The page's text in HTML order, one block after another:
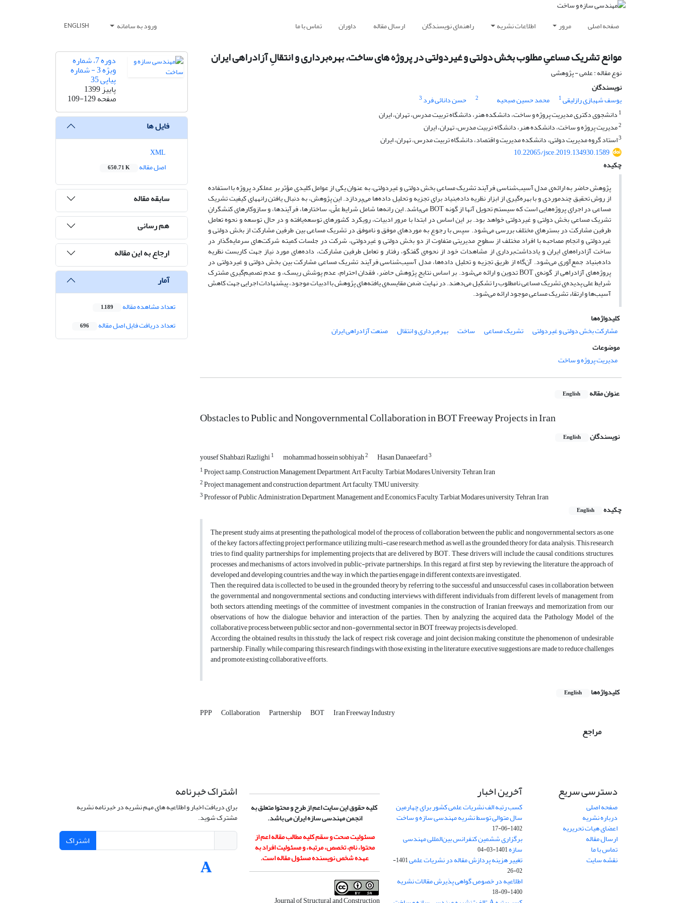
صفحه اصلی مرور اطلاعات نشریه راهنمای نویسندگان ارسال مقاله داوران تماس با ما ورود به سامانه ENGLISH
موانع تشریک مساعیِ مطلوب بخش دولتی و غیردولتی در پروژه های ساخت، بهره‌برداری و انتقالِ آزادراهی ایران
نوع مقاله : علمی - پژوهشی
نویسندگان
یوسف شهبازی رازلیقی1 محمد حسین صبحیه 2 حسن دانائی فرد 3
1 دانشجوی دکتری مدیریت پروژه و ساخت، دانشکده هنر، دانشگاه تربیت مدرس، تهران، ایران
2مدیریت پروژه و ساخت، دانشکده هنر، دانشگاه تربیت مدرس، تهران، ایران
3استاد گروه مدیریت دولتی، دانشکده مدیریت و اقتصاد، دانشگاه تربیت مدرس، تهران، ایران
10.22065/jsce.2019.134930.1589
چکیده
پژوهش حاضر به ارائه‌ی مدل آسیب‌شناسی فرآیند تشریک مساعیِ بخش دولتی و غیردولتی، به عنوان یکی از عوامل کلیدی مؤثر بر عملکرد پروژه با استفاده
از روش تحقیق چندموردی و با بهره‌گیری از ابزار نظریه داده‌بنیاد برای تجزیه و تحلیل داده‌ها می‌پردازد. این پژوهش، به دنبال یافتن رانههای کیفیت تشریک
مساعی در اجرای پروژه‌هایی است که سیستم تحویل آنها از گونه BOT می‌باشد. این رانه‌ها شامل شرایط علّی، ساختارها، فرآیندها، و سازوکارهای کنشگرانِ
تشریک مساعی بخش دولتی و غیردولتی خواهد بود. بر این اساس در ابتدا با مرور ادبیات، رویکرد کشورهای توسعه‌یافته و در حال توسعه و نحوه تعامل
طرفین مشارکت در بسترهای مختلف بررسی می‌شود. سپس با رجوع به مورد‌های موفق و ناموفق در تشریک مساعی بین طرفین مشارکت از بخش دولتی و
غیردولتی و انجام مصاحبه با افراد مختلف از سطوح مدیریتی متفاوت از دو بخش دولتی و غیردولتی، شرکت در جلسات کمیته شرکت‌های سرمایه‌گذار در
ساخت آزادراه‌های ایران و یادداشت‌برداری از مشاهدات خود از نحوه‌ی گفتگو، رفتار و تعامل طرفین مشارکت، داده‌های مورد نیاز جهت کاربست نظریه
داده‌بنیاد جمع‌آوری می‌شود. آن‌گاه از طریق تجزیه و تحلیل داده‌ها، مدل آسیب‌شناسی فرآیند تشریک مساعی مشارکت بین بخش دولتی و غیردولتی در
پرو‌ژه‌های آزادراهی از گونه‌ی BOT تدوین و ارائه می‌شود. بر اساس نتایج پژوهش حاضر، فقدان احترام، عدم پوشش ریسک، و عدم تصمیم‌گیری مشترک
شرایط علی پدیده‌ی تشریک مساعی نامطلوب را تشکیل می‌دهند. در نهایت ضمن مقایسه‌ی یافته‌های پژوهش با ادبیات موجود، پیشنهادات اجرایی جهت کاهش
آسیب‌ها و ارتقاء تشریک مساعی موجود ارائه می‌شود.
کلیدواژه‌ها
مشارکت بخش دولتی و غیردولتی
تشریک مساعی ساخت بهره‌برداری و انتقال
صنعت آزادراهی ایران
موضوعات
مدیریت پروژه و ساخت
عنوان مقاله English
Obstacles to Public and Nongovernmental Collaboration in BOT Freeway Projects in Iran
نویسندگان English
yousef Shahbazi Razlighi1 mohammad hossein sobhiyah2 Hasan Danaeefard3
1Project &amp; Construction Management Department, Art Faculty, Tarbiat Modares University, Tehran, Iran
2Project management and construction department, Art faculty, TMU university,
3Professor of Public Administration Department, Management and Economics Faculty, Tarbiat Modares university, Tehran, Iran
چکیده
English
The present study aims at presenting the pathological model of the process of collaboration between the public and nongovernmental sectors as one
of the key factors affecting project performance utilizing multi-case research method as well as the grounded theory for data analysis. This research
tries to find quality partnerships for implementing projects that are delivered by BOT. These drivers will include the causal conditions, structures,
processes, and mechanisms of actors involved in public-private partnerships. In this regard, at first step, by reviewing the literature, the approach of
developed and developing countries, and the way, in which, the parties engage in different contexts are investigated.
Then, the required data is collected to be used in the grounded theory by referring to the successful and unsuccessful cases in collaboration between
the governmental and nongovernmental sections, and conducting interviews with different individuals from different levels of management from
both sectors, attending meetings of the committee of investment companies in the construction of Iranian freeways and memorization from our
observations of how the dialogue, behavior and interaction of the parties. Then, by analyzing the acquired data, the Pathology Model of the
collaborative process between public sector and non-governmental sector in BOT freeway projects is developed.
According the obtained results in this study, the lack of respect, risk coverage, and joint decision making constitute the phenomenon of undesirable
partnership. Finally, while comparing this research findings with those existing in the literature, executive suggestions are made to reduce challenges
and promote existing collaborative efforts.
کلیدواژه‌ها English
PPP Collaboration Partnership BOT Iran Freeway Industry
مراجع
دوره 7، شماره
ویژه 3 - شماره
پیاپی 35
پاییز 1399
صفحه109-129
فایل ها
اصل مقاله
650.71 K
سابقه مقاله
هم رسانی
ارجاع به این مقاله
آمار
تعداد مشاهده مقاله 1,189
تعداد دریافت فایل اصل مقاله 696
دسترسی سریع
صفحه اصلی
درباره نشریه
اعضای هیات تحریریه
ارسال مقاله
تماس با ما
نقشه سایت
آخرین اخبار
کسب رتبه الف نشریات علمی کشور برای چهارمین
سال متوالی توسط نشریه مهندسی سازه و ساخت
1402-06-17
برگزاری ششمین کنفرانس بین‌المللی مهندسی
سازه1401-03-04
تغییر هزینه پردازش مقاله در نشریات علمی
1401-
02-26
اطلاعیه در خصوص گواهی پذیرش مقالات نشریه
1400-09-18
کلیه حقوق این سایت اعم از طرح و محتوا متعلق به
انجمن مهندسی سازه ایران می باشد.
مسئولیت صحت و سقم کلیه مطالب مقاله اعم از
محتوا، نام، تخصص، مرتبه، و مسئولیت افراد به
عهده شخص نویسنده مسئول مقاله است.
اشتراک خبرنامه
برای دریافت اخبار و اطلاعیه های مهم نشریه در خبرنامه نشریه
مشترک شوید.
اشتراک